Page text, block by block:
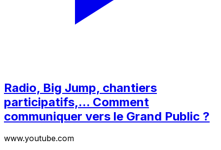
Radio, Big Jump, chantiers
participatifs,... Comment
communiquer vers le Grand Public ?
www.youtube.com